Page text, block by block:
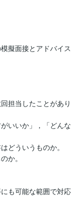
擬面接とアドバイス
担当したことがあり
いいか」，「どんな
どういうものか。
か。
も可能な範囲で対応